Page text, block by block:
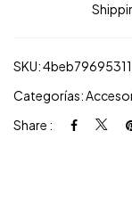
SKU:4beb79695311
Categorías:
Share :